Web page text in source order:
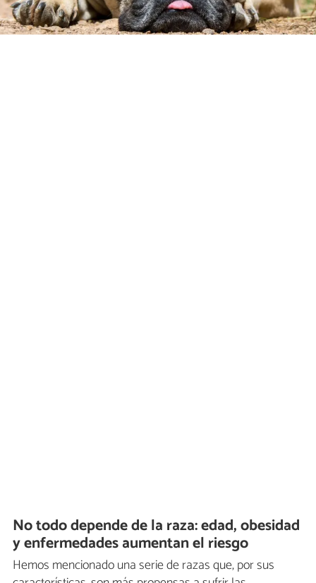
No todo depende de la raza: edad, obesidad
y enfermedades aumentan el riesgo
Hemos mencionado una serie de razas que, por sus